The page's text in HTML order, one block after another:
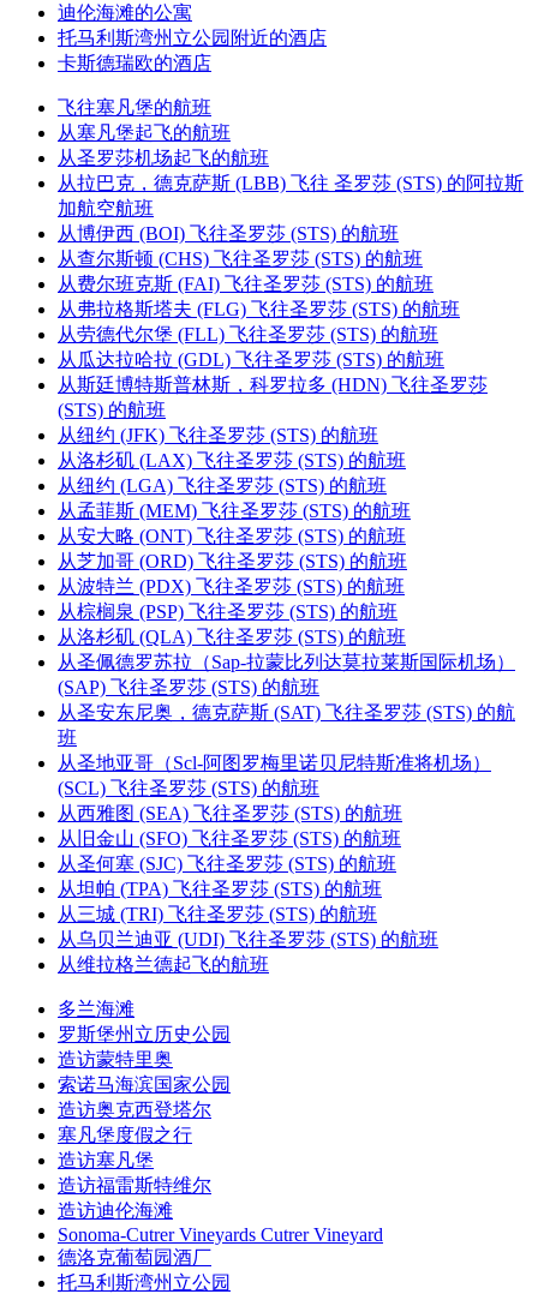
迪伦海滩的公寓
托马利斯湾州立公园附近的酒店
卡斯德瑞欧的酒店
飞往塞凡堡的航班
从塞凡堡起飞的航班
从圣罗莎机场起飞的航班
从拉巴克，德克萨斯 (LBB) 飞往 圣罗莎 (STS) 的阿拉斯
加航空航班
从博伊西 (BOI) 飞往圣罗莎 (STS) 的航班
从查尔斯顿 (CHS) 飞往圣罗莎 (STS) 的航班
从费尔班克斯 (FAI) 飞往圣罗莎 (STS) 的航班
从弗拉格斯塔夫 (FLG) 飞往圣罗莎 (STS) 的航班
从劳德代尔堡 (FLL) 飞往圣罗莎 (STS) 的航班
从瓜达拉哈拉 (GDL) 飞往圣罗莎 (STS) 的航班
从斯廷博特斯普林斯，科罗拉多 (HDN) 飞往圣罗莎
(STS) 的航班
从纽约 (JFK) 飞往圣罗莎 (STS) 的航班
从洛杉矶 (LAX) 飞往圣罗莎 (STS) 的航班
从纽约 (LGA) 飞往圣罗莎 (STS) 的航班
从孟菲斯 (MEM) 飞往圣罗莎 (STS) 的航班
从安大略 (ONT) 飞往圣罗莎 (STS) 的航班
从芝加哥 (ORD) 飞往圣罗莎 (STS) 的航班
从波特兰 (PDX) 飞往圣罗莎 (STS) 的航班
从棕榈泉 (PSP) 飞往圣罗莎 (STS) 的航班
从洛杉矶 (QLA) 飞往圣罗莎 (STS) 的航班
从圣佩德罗苏拉（Sap-拉蒙比列达莫拉莱斯国际机场）
(SAP) 飞往圣罗莎 (STS) 的航班
从圣安东尼奥，德克萨斯 (SAT) 飞往圣罗莎 (STS) 的航
班
从圣地亚哥（Scl-阿图罗梅里诺贝尼特斯准将机场）
(SCL) 飞往圣罗莎 (STS) 的航班
从西雅图 (SEA) 飞往圣罗莎 (STS) 的航班
从旧金山 (SFO) 飞往圣罗莎 (STS) 的航班
从圣何塞 (SJC) 飞往圣罗莎 (STS) 的航班
从坦帕 (TPA) 飞往圣罗莎 (STS) 的航班
从三城 (TRI) 飞往圣罗莎 (STS) 的航班
从乌贝兰迪亚 (UDI) 飞往圣罗莎 (STS) 的航班
从维拉格兰德起飞的航班
多兰海滩
罗斯堡州立历史公园
造访蒙特里奥
索诺马海滨国家公园
造访奥克西登塔尔
塞凡堡度假之行
造访塞凡堡
造访福雷斯特维尔
造访迪伦海滩
Sonoma-Cutrer Vineyards Cutrer Vineyard
德洛克葡萄园酒厂
托马利斯湾州立公园